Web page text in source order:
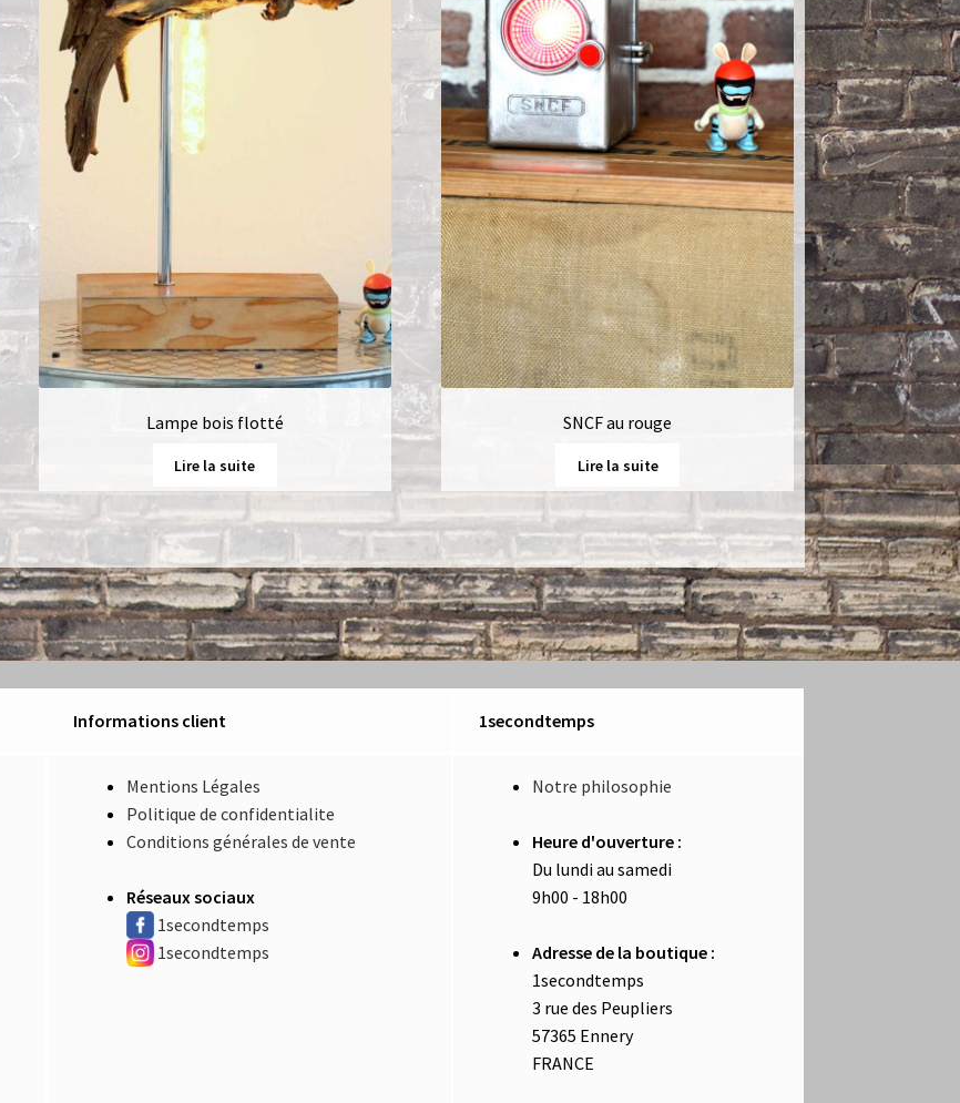
Lampe bois flotté
Lire la suite
SNCF au rouge
Lire la suite
Informations client 1secondtemps
Mentions Légales
Politique de confidentialite
Conditions générales de vente
Réseaux sociaux
1secondtemps
1secondtemps
Notre philosophie
Heure d'ouverture :
Du lundi au samedi
9h00 - 18h00
Adresse de la boutique :
1secondtemps
3 rue des Peupliers
57365 Ennery
FRANCE